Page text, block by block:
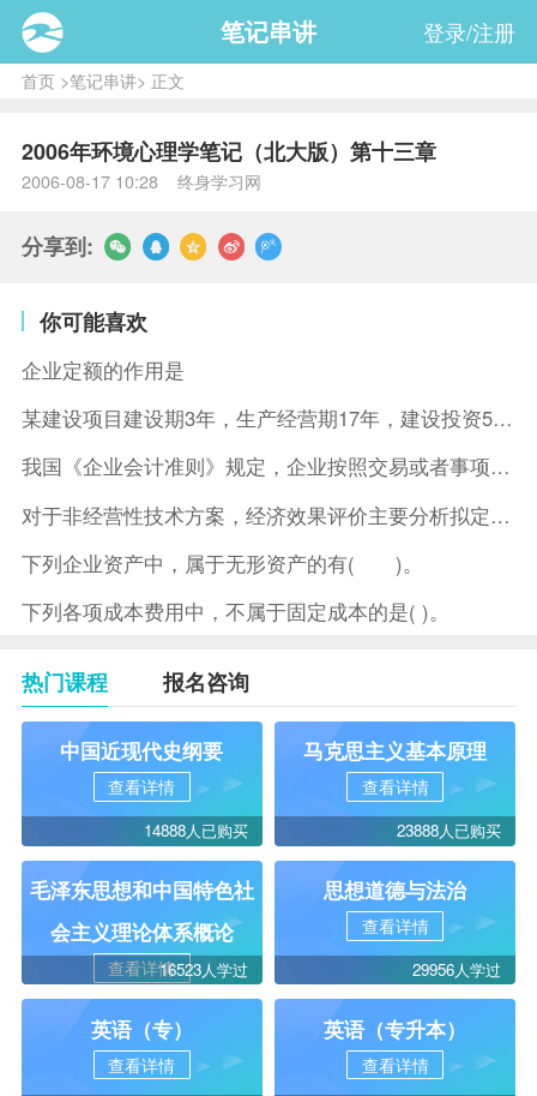
笔记串讲 登录/注册
首页>笔记串讲> 正文
2006年环境心理学笔记（北大版）第十三章
2006-08-17 10:28 终身学习网
分享到:
你可能喜欢
企业定额的作用是
某建设项目建设期3年，生产经营期17年，建设投资5500万元
我国《企业会计准则》规定，企业按照交易或者事项的经济特征确定
对于非经营性技术方案，经济效果评价主要分析拟定方案的( )。
下列企业资产中，属于无形资产的有( )。
下列各项成本费用中，不属于固定成本的是( )。
热门课程 报名咨询
中国近现代史纲要
查看详情
14888人已购买
马克思主义基本原理
查看详情
23888人已购买
毛泽东思想和中国特色社
会主义理论体系概论
查看详情16523人学过
思想道德与法治
查看详情
29956人学过
英语（专）
查看详情
英语（专升本）
查看详情